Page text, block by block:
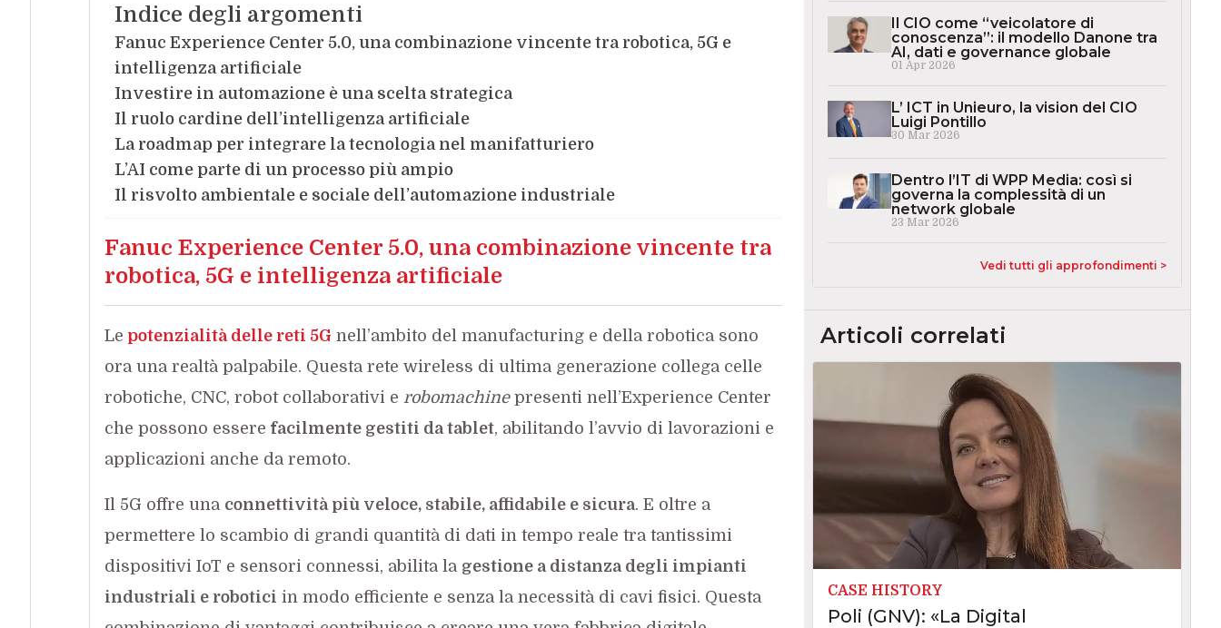
Indice degli argomenti
Fanuc Experience Center 5.0, una combinazione vincente tra robotica, 5G e
intelligenza artificiale
Investire in automazione è una scelta strategica
Il ruolo cardine dell’intelligenza artificiale
La roadmap per integrare la tecnologia nel manifatturiero
L’AI come parte di un processo più ampio
Il risvolto ambientale e sociale dell’automazione industriale
Fanuc Experience Center 5.0, una combinazione vincente tra
robotica, 5G e intelligenza artificiale
Le potenzialità delle reti 5G nell’ambito del manufacturing e della robotica sono
ora una realtà palpabile. Questa rete wireless di ultima generazione collega celle
robotiche, CNC, robot collaborativi e robomachine presenti nell’Experience Center
che possono essere facilmente gestiti da tablet, abilitando l’avvio di lavorazioni e
applicazioni anche da remoto.
Il 5G offre una connettività più veloce, stabile, affidabile e sicura. E oltre a
permettere lo scambio di grandi quantità di dati in tempo reale tra tantissimi
dispositivi IoT e sensori connessi, abilita la gestione a distanza degli impianti
industriali e robotici in modo efficiente e senza la necessità di cavi fisici. Questa
Il CIO come “veicolatore di
conoscenza”: il modello Danone tra
AI, dati e governance globale
01 Apr 2026
L’ ICT in Unieuro, la vision del CIO
Luigi Pontillo
30 Mar 2026
Dentro l’IT di WPP Media: così si
governa la complessità di un
network globale
23 Mar 2026
Vedi tutti gli approfondimenti >
Articoli correlati
CASE HISTORY
Poli (GNV): «La Digital